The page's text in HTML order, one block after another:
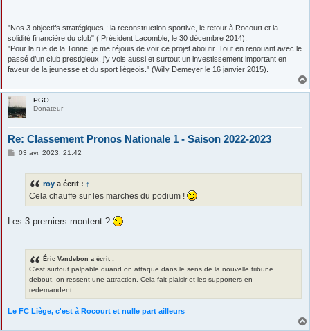
"Nos 3 objectifs stratégiques : la reconstruction sportive, le retour à Rocourt et la
solidité financière du club" ( Président Lacomble, le 30 décembre 2014).
"Pour la rue de la Tonne, je me réjouis de voir ce projet aboutir. Tout en renouant avec le
passé d’un club prestigieux, j’y vois aussi et surtout un investissement important en
faveur de la jeunesse et du sport liégeois." (Willy Demeyer le 16 janvier 2015).
PGO
Donateur
Re: Classement Pronos Nationale 1 - Saison 2022-2023
M03 avr. 2023, 21:42
roy a écrit : ↑
Cela chauffe sur les marches du podium !
Les 3 premiers montent ?
Éric Vandebon a écrit :
C'est surtout palpable quand on attaque dans le sens de la nouvelle tribune
debout, on ressent une attraction. Cela fait plaisir et les supporters en
redemandent.
Le FC Liège, c'est à Rocourt et nulle part ailleurs